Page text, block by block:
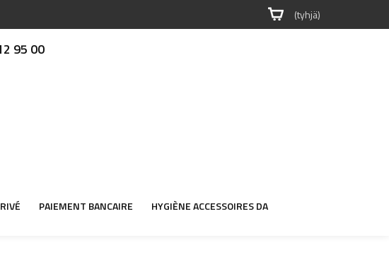
(tyhjä)
95 00
PAIEMENT BANCAIRE
HYGIÈNE ACCESSOIRES DA